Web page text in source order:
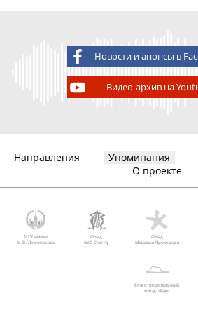
Новости и анонсы в
Видео-архив на
Направления Упоминания
О проекте
МГУ имени
М.В. Ломоносова
Фонд
AVC Charity
Фонд
Михаила Прохорова
Благотворительный
фонд «Дар»